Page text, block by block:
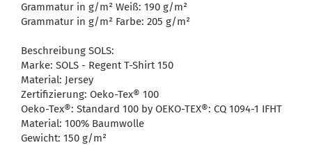
Grammatur in g/m² Weiß: 190 g/m²
Grammatur in g/m² Farbe: 205 g/m²
Beschreibung SOLS:
Marke: SOLS - Regent T-Shirt 150
Material: Jersey
Zertifizierung: Oeko-Tex® 100
Oeko-Tex®: Standard 100 by OEKO-TEX®: CQ 1094-1 IFHT
Material: 100% Baumwolle
Gewicht: 150 g/m²